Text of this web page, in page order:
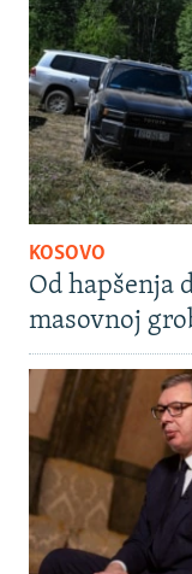
KOSOVO
Od hapšenja
masovnoj